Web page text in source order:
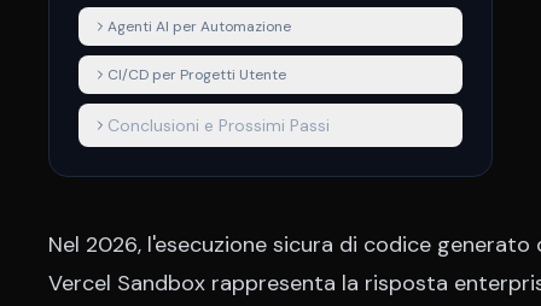
Agenti AI per Automazione
CI/CD per Progetti Utente
Conclusioni e Prossimi Passi
Nel 2026, l'esecuzione sicura di codice
Vercel Sandbox rappresenta la risposta